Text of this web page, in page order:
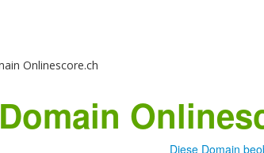
Onlinescore.ch
Domain
Diese Domain